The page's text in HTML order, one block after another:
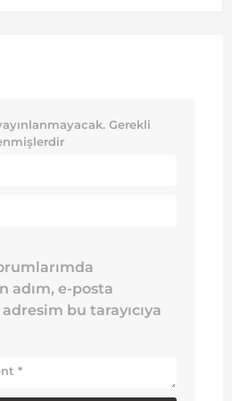
Gerekli
adım, e-posta
bu tarayıcıya